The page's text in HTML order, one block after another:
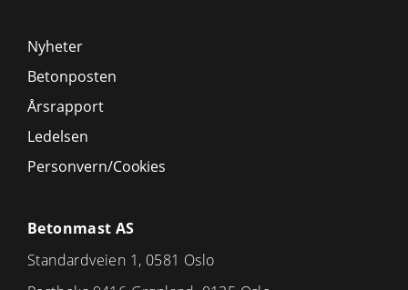
Nyheter
Betonposten
Årsrapport
Ledelsen
Personvern/Cookies
Betonmast AS
Standardveien 1, 0581 Oslo